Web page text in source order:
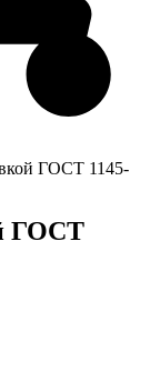
ГОСТ 1145-
ГОСТ